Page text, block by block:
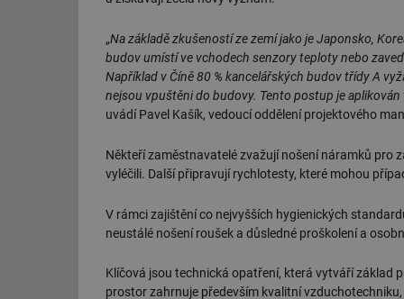
„Na základě zkušeností ze zemí jako je Japonsko,
budov umístí ve vchodech senzory teploty nebo
Například v Číně 80 % kancelářských budov třídy A
nejsou vpuštěni do budovy. Tento postup je
uvádí Pavel Kašík, vedoucí oddělení projektového
Někteří zaměstnavatelé zvažují nošení náramků pro
vyléčili. Další připravují rychlotesty, které mohou
V rámci zajištění co nejvyšších hygienických
neustálé nošení roušek a důsledné proškolení a
Klíčová jsou technická opatření, která vytváří základ
prostor zahrnuje především kvalitní
id
id
_dc_gtm_UA-